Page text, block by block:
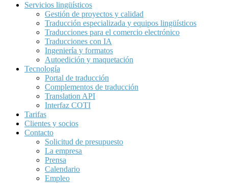
Servicios lingüísticos
Gestión de proyectos y calidad
Traducción especializada y equipos lingüísticos
Traducciones para el comercio electrónico
Traducciones con IA
Ingeniería y formatos
Autoedición y maquetación
Tecnología
Portal de traducción
Complementos de traducción
Translation API
Interfaz COTI
Tarifas
Clientes y socios
Contacto
Solicitud de presupuesto
La empresa
Prensa
Calendario
Empleo